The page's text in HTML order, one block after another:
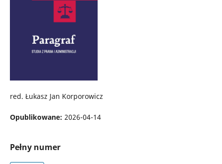
red. Łukasz Jan Korporowicz
Opublikowane: 2026-04-14
Pełny numer